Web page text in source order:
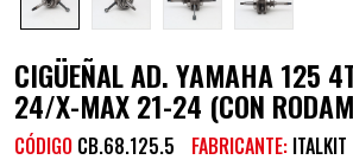
CIGÜEÑAL AD. YAMAHA 125
24/X-MAX 21-24 (CON
CÓDIGO CB.68.125.5 FABRICANTE: ITALKIT